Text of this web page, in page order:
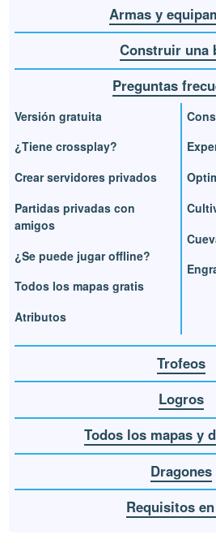
Armas y
Construir una
Preguntas
Versión gratuita
¿Tiene crossplay?
Crear servidores privados
Partidas privadas con
amigos
¿Se puede jugar offline?
Todos los mapas gratis
Atributos
Trofeos
Logros
Todos los mapas y
Dragones
Requisitos